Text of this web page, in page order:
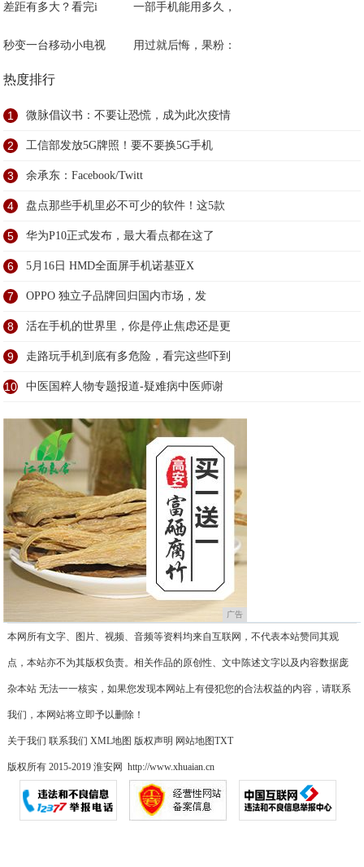
差距有多大？看完i 一部手机能用多久，
秒变一台移动小电视 用过就后悔，果粉：
热度排行
1 微脉倡议书：不要让恐慌，成为此次疫情
2 工信部发放5G牌照！要不要换5G手机
3 余承东：Facebook/Twitt
4 盘点那些手机里必不可少的软件！这5款
5 华为P10正式发布，最大看点都在这了
6 5月16日 HMD全面屏手机诺基亚X
7 OPPO 独立子品牌回归国内市场，发
8 活在手机的世界里，你是停止焦虑还是更
9 走路玩手机到底有多危险，看完这些吓到
10 中医国粹人物专题报道-疑难病中医师谢
广告
本网所有文字、图片、视频、音频等资料均来自互联网，不代表本站赞同其观
点，本站亦不为其版权负责。相关作品的原创性、文中陈述文字以及内容数据庞
杂本站 无法一一核实，如果您发现本网站上有侵犯您的合法权益的内容，请联系
我们，本网站将立即予以删除！
关于我们 联系我们 XML地图 版权声明 网站地图TXT
版权所有 2015-2019 淮安网 http://www.xhuaian.cn